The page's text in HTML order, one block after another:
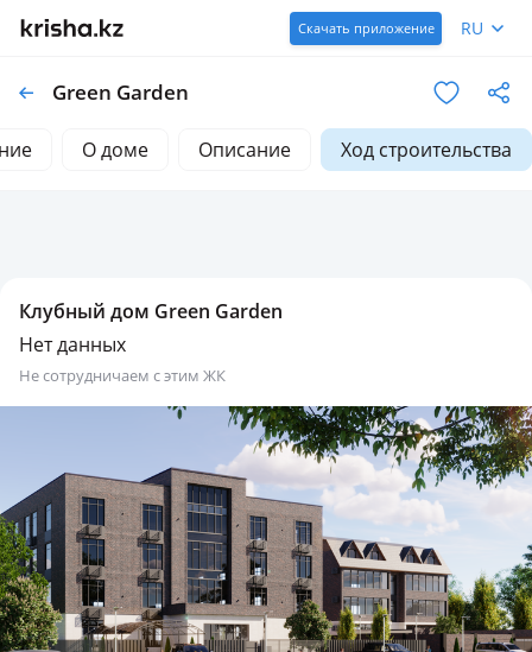
Скачать приложение RU
Green Garden
О доме Описание Ход строительства
Клубный дом Green Garden
Нет данных
не сотрудничаем с этим ЖК